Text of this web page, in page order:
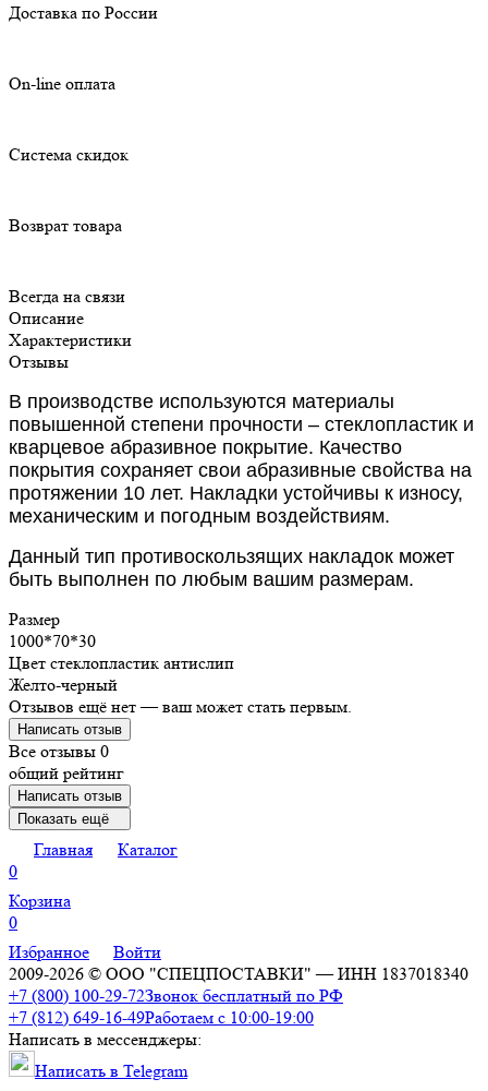
Доставка по России
On-line оплата
Система скидок
Возврат товара
Всегда на связи
Описание
Характеристики
Отзывы
В производстве используются материалы
повышенной степени прочности – стеклопластик и
кварцевое абразивное покрытие. Качество
покрытия сохраняет свои абразивные свойства на
протяжении 10 лет. Накладки устойчивы к износу,
механическим и погодным воздействиям.
Данный тип противоскользящих накладок может
быть выполнен по любым вашим размерам.
Размер
1000*70*30
Цвет стеклопластик антислип
Желто-черный
Отзывов ещё нет — ваш может стать первым.
Написать отзыв
Все отзывы 0
общий рейтинг
Написать отзыв
Показать ещё
Главная
Каталог
0
Корзина
0
Избранное
Войти
2009-2026 © ООО "СПЕЦПОСТАВКИ" — ИНН 1837018340
+7 (800) 100-29-72Звонок бесплатный по РФ
+7 (812) 649-16-49Работаем с 10:00-19:00
Написать в мессенджеры:
Написать в Telegram